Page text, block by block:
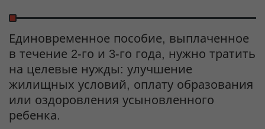
Единовременное пособие, выплаченное
в течение 2-го и 3-го года, нужно тратить
на целевые нужды: улучшение
жилищных условий, оплату образования
или оздоровления усыновленного
ребенка.